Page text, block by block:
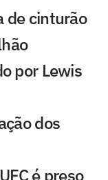
de cinturão
por Lewis
dos
é preso